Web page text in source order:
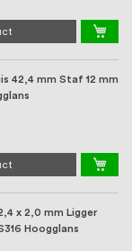
42,4 mm Staf 12 mm
x 2,0 mm Ligger
Hoogglans